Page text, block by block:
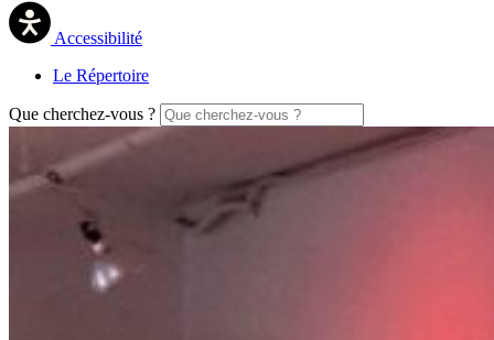
Accessibilité
Le Répertoire
Que cherchez-vous ?